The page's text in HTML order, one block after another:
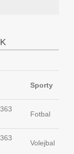
Sporty
Fotbal
Volejbal